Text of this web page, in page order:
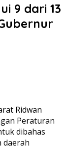
9 dari 13
Ridwan
Peraturan
dibahas
daerah